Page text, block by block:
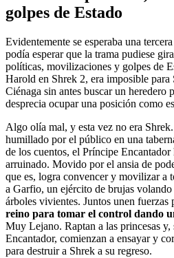
golpes de Estado
Evidentemente se esperaba una
podía esperar que la trama pudiese
políticas, movilizaciones y golpes de
Harold en Shrek 2, era imposible para
Ciénaga sin antes buscar un heredero
desprecia ocupar una posición como
Algo olía mal, y esta vez no era
humillado por el público en una
de los cuentos, el Príncipe
arruinado. Movido por el ansia de
que es, logra convencer y movilizar a
a Garfio, un ejército de brujas volando
árboles vivientes. Juntos unen fuerzas
reino para tomar el control dando
Muy Lejano. Raptan a las princesas y,
Encantador, comienzan a ensayar y
para destruir a Shrek a su regreso.